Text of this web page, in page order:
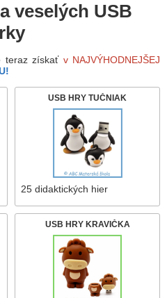
veselých USB
teraz získať v NAJVÝHODNEJŠEJ
USB HRY TUČNIAK
25 didaktických hier
USB HRY KRAVIČKA